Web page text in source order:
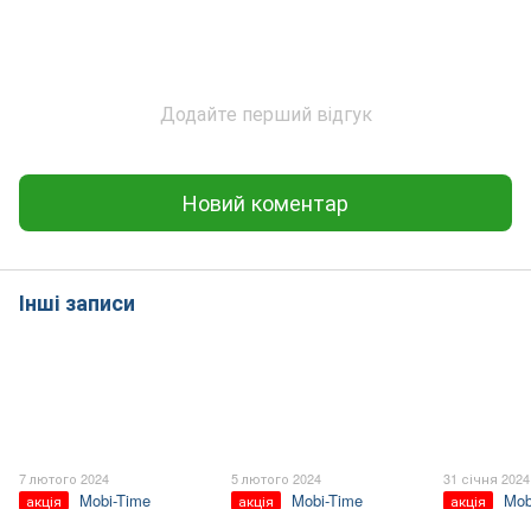
Додайте перший відгук
Новий коментар
Інші записи
7 лютого 2024
акція
Mobi-Time
5 лютого 2024
акція
Mobi-Time
31 січня 2024
акція